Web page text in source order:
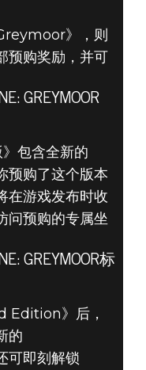
》，则
预购奖励，并可
GREYMOOR
包含全新的
预购了这个版本
在游戏发布时收
问预购的专属坐
GREYMOOR标
Edition》后，
的
可即刻解锁